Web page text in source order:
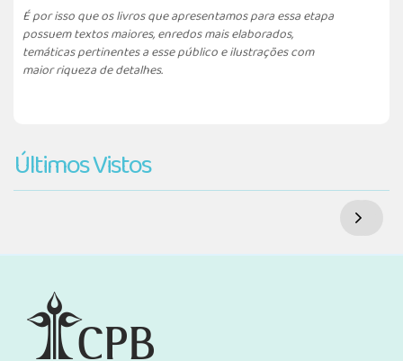
É por isso que os livros que apresentamos para essa etapa
possuem textos maiores, enredos mais elaborados,
temáticas pertinentes a esse público e ilustrações com
maior riqueza de detalhes.
Últimos Vistos